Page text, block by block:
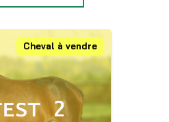
Cheval à vendre